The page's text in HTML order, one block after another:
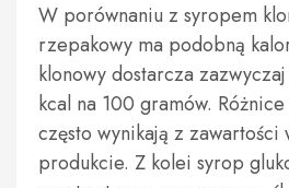
W porównaniu z syropem
rzepakowy ma podobną
klonowy dostarcza
kcal na 100 gramów.
często wynikają z zawartości
produkcie. Z kolei syrop